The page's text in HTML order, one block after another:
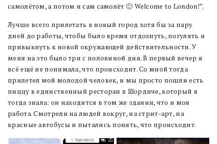
самолётом, а потом и сам самолёт 🙂 Welcome to London!”.
Лучше всего прилетать в новый город хотя бы за пару
дней до работы, чтобы было время отдохнуть, погулять и
привыкнуть к новой окружающей действительности. У
меня на это было три с половиной дня. В первый вечер я
всё ещё не понимала, что происходит. Со мной тогда
прилетел мой молодой человек, и мы просто пошли есть
пиццу в единственный ресторан в Шордиче, который я
тогда знала: он находится в том же здании, что и моя
работа. Смотрели на людей вокруг, на стрит-арт, на
красные автобусы и пытались понять, что происходит.